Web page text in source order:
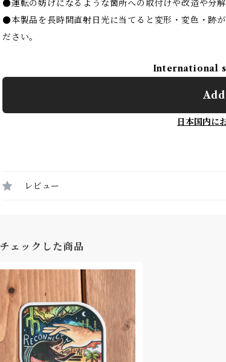
●運転の妨げになるような箇所への取付けや改造や分
●本製品を長時間直射日光に当てると変形・変色・跡
ださい。
International
日本国内に
レビュー
ェックした商品